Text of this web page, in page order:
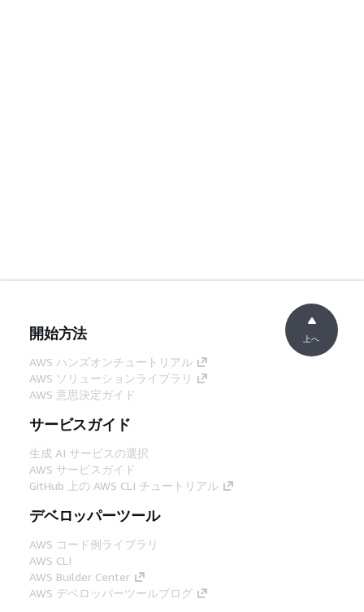
開始方法
AWS ハンズオンチュートリアル
AWS ソリューションライブラリ
AWS 意思決定ガイド
サービスガイド
生成 AI サービスの選択
AWS サービスガイド
GitHub 上の AWS CLI チュートリアル
デベロッパーツール
AWS コード例ライブラリ
AWS CLI
AWS Builder Center
AWS デベロッパーツールブログ
上へ